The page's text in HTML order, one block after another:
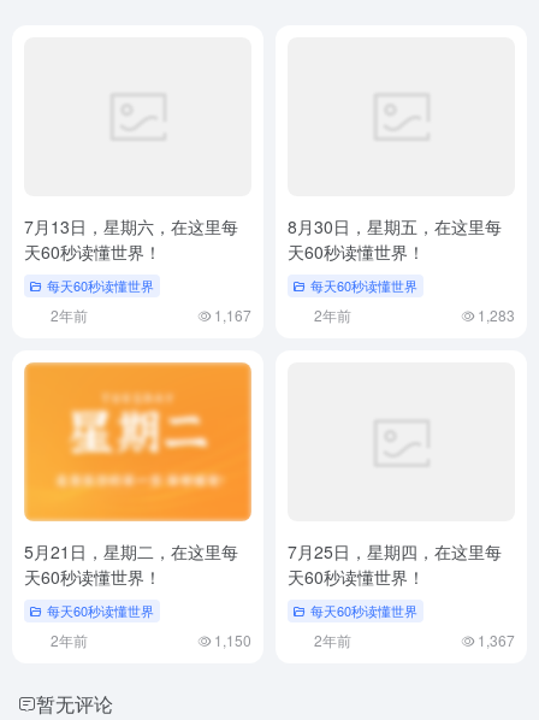
7月13日，星期六，在这里每
天60秒读懂世界！
每天60秒读懂世界
2年前 1,167
8月30日，星期五，在这里每
天60秒读懂世界！
每天60秒读懂世界
2年前 1,283
5月21日，星期二，在这里每
天60秒读懂世界！
每天60秒读懂世界
2年前 1,150
7月25日，星期四，在这里每
天60秒读懂世界！
每天60秒读懂世界
2年前 1,367
暂无评论